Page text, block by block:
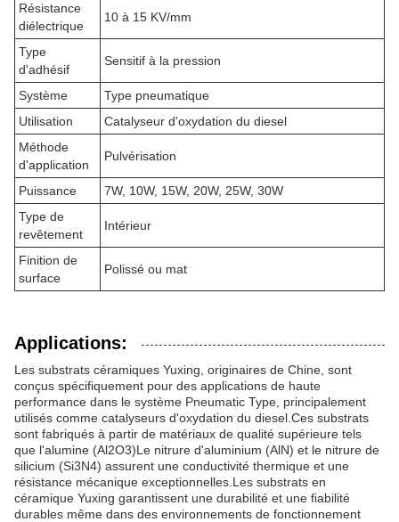
Résistance
diélectrique
10 à 15 KV/mm
Type
d'adhésif
Sensitif à la pression
Système
Type pneumatique
Utilisation
Catalyseur d'oxydation du diesel
Méthode
d'application
Pulvérisation
Puissance
7W, 10W, 15W, 20W, 25W, 30W
Type de
revêtement
Intérieur
Finition de
surface
Polissé ou mat
Applications:
Les substrats céramiques Yuxing, originaires de Chine, sont
conçus spécifiquement pour des applications de haute
performance dans le système Pneumatic Type, principalement
utilisés comme catalyseurs d'oxydation du diesel.Ces substrats
sont fabriqués à partir de matériaux de qualité supérieure tels
que l'alumine (Al2O3)Le nitrure d'aluminium (AlN) et le nitrure de
silicium (Si3N4) assurent une conductivité thermique et une
résistance mécanique exceptionnelles.Les substrats en
céramique Yuxing garantissent une durabilité et une fiabilité
durables même dans des environnements de fonctionnement